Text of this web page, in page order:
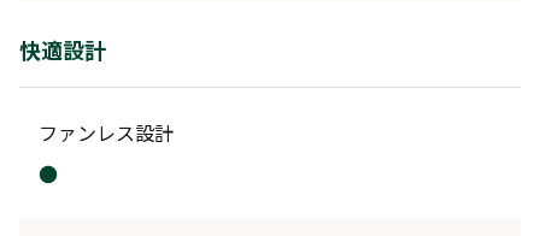
快適設計
ファンレス設計
●